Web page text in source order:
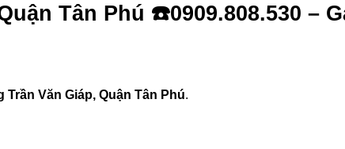
Tân Phú ☎️0909.808.530 –
Văn Giáp, Quận Tân Phú.